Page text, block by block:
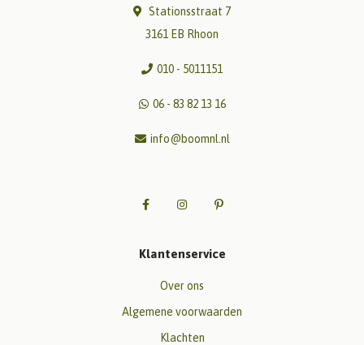
Stationsstraat 7
3161 EB Rhoon
010 - 5011151
06 - 83 82 13 16
info@boomnl.nl
Klantenservice
Over ons
Algemene voorwaarden
Klachten